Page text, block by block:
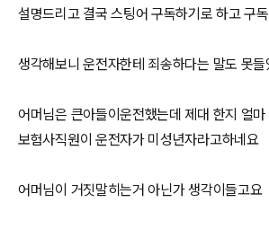
설명드리고 결국 스팅어 구독하기로 하고 구
생각해보니 운전자한테 죄송하다는 말도 못들
어머님은 큰아들이운전했는데 제대 한지 얼
보험사직원이 운전자가 미성년자라고하네요
어머님이 거짓말히는거 아닌가 생각이들고요